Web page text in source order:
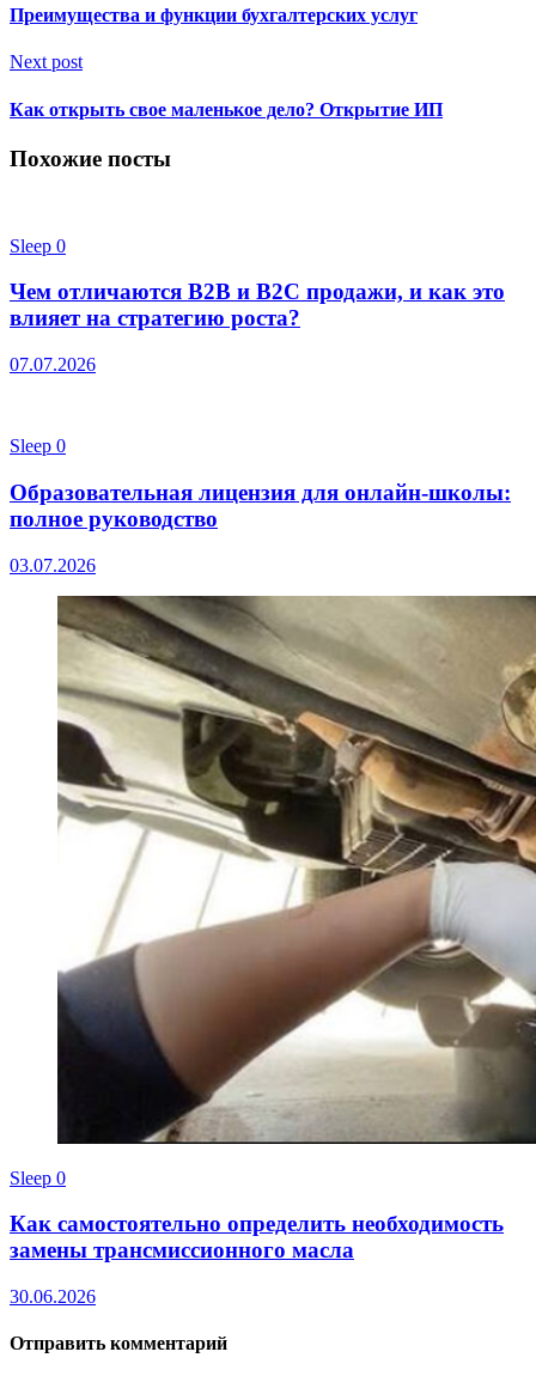
Преимущества и функции бухгалтерских услуг
Next post
Как открыть свое маленькое дело? Открытие ИП
Похожие посты
Sleep 0
Чем отличаются B2B и B2C продажи, и как это
влияет на стратегию роста?
07.07.2026
Sleep 0
Образовательная лицензия для онлайн-школы:
полное руководство
03.07.2026
Sleep 0
Как самостоятельно определить необходимость
замены трансмиссионного масла
30.06.2026
Отправить комментарий